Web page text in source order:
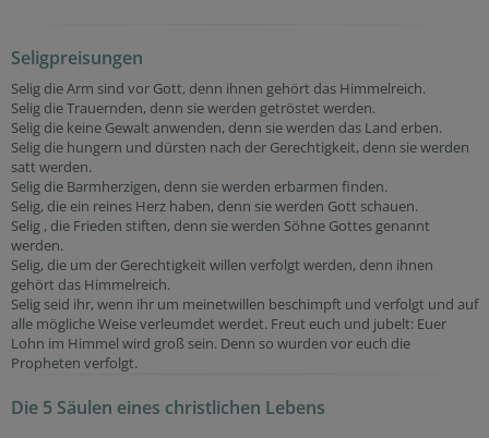
Seligpreisungen
Selig die Arm sind vor Gott, denn ihnen gehört das Himmelreich.
Selig die Trauernden, denn sie werden getröstet werden.
Selig die keine Gewalt anwenden, denn sie werden das Land erben.
Selig die hungern und dürsten nach der Gerechtigkeit, denn sie werden
satt werden.
Selig die Barmherzigen, denn sie werden erbarmen finden.
Selig, die ein reines Herz haben, denn sie werden Gott schauen.
Selig , die Frieden stiften, denn sie werden Söhne Gottes genannt
werden.
Selig, die um der Gerechtigkeit willen verfolgt werden, denn ihnen
gehört das Himmelreich.
Selig seid ihr, wenn ihr um meinetwillen beschimpft und verfolgt und auf
alle mögliche Weise verleumdet werdet. Freut euch und jubelt: Euer
Lohn im Himmel wird groß sein. Denn so wurden vor euch die
Propheten verfolgt.
Die 5 Säulen eines christlichen Lebens